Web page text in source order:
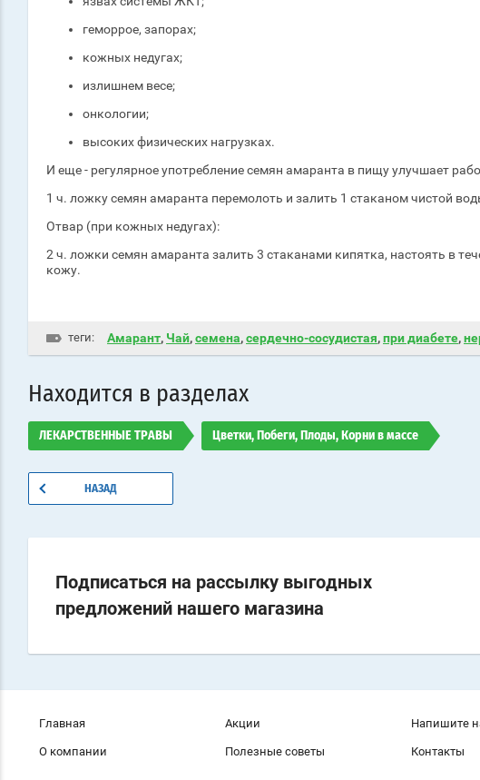
геморрое, запорах;
кожных недугах;
излишнем весе;
онкологии;
высоких физических нагрузках.
И еще - регулярное употребление семян амаранта в пищу улучшает
1 ч. ложку семян амаранта перемолоть и залить 1 стаканом чистой
Отвар (при кожных недугах):
2 ч. ложки семян амаранта залить 3 стаканами кипятка, настоять в
кожу.
теги: Амарант, Чай,семена,сердечно-сосудистая,при диабете,
Находится в разделах
ЛЕКАРСТВЕННЫЕ ТРАВЫ Цветки, Побеги, Плоды, Корни в массе
НАЗАД
Подписаться на рассылку выгодных
предложений нашего магазина
Главная
О компании
Акции
Полезные советы
Напишите
Контакты